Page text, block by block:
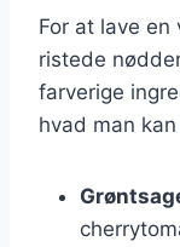
For at lave en
ristede
farverige
hvad man